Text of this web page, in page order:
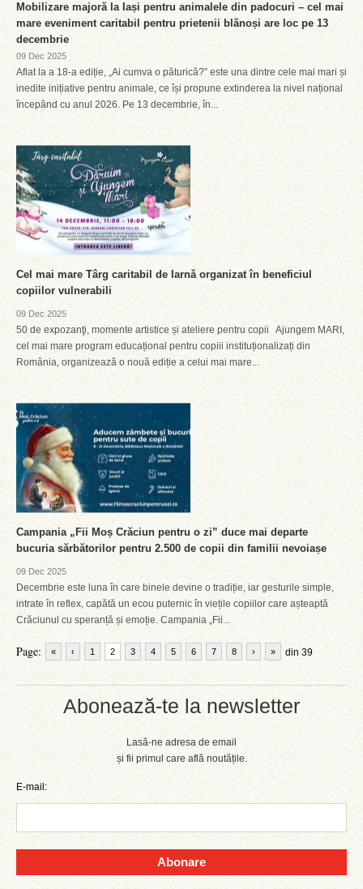
Abonează-te la newsletter
Lasă-ne adresa de email
și fii primul care află noutățile.
E-mail:
Abonare
Mobilizare majoră la Iași pentru animalele din padocuri – cel mai
mare eveniment caritabil pentru prietenii blănoși are loc pe 13
decembrie
09 Dec 2025
Aflat la a 18-a ediție, „Ai cumva o păturică?” este una dintre cele mai mari și
inedite inițiative pentru animale, ce își propune extinderea la nivel național
începând cu anul 2026. Pe 13 decembrie, în...
Cel mai mare Târg caritabil de Iarnă organizat în beneficiul
copiilor vulnerabili
09 Dec 2025
50 de expozanţi, momente artistice și ateliere pentru copii Ajungem MARI,
cel mai mare program educațional pentru copiii instituționalizați din
România, organizează o nouă ediție a celui mai mare...
Campania „Fii Moș Crăciun pentru o zi” duce mai departe
bucuria sărbătorilor pentru 2.500 de copii din familii nevoiașe
09 Dec 2025
Decembrie este luna în care binele devine o tradiție, iar gesturile simple,
intrate în reflex, capătă un ecou puternic în viețile copiilor care așteaptă
Crăciunul cu speranță și emoție. Campania „Fii...
Page: « ‹ 1 2 3 4 5 6 7 8 din 39
› »